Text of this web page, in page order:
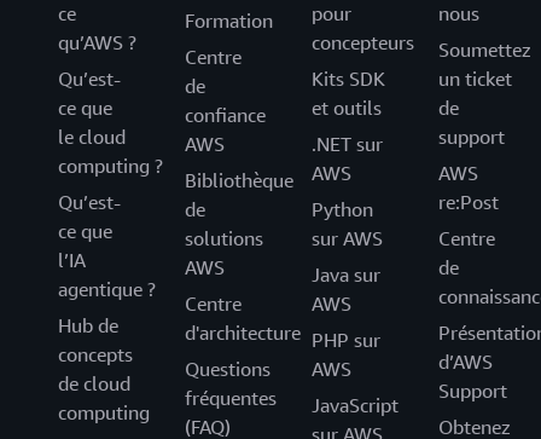
ce
qu’AWS ?
Qu’est-
ce que
le cloud
computing ?
Qu’est-
ce que
l’IA
agentique ?
Hub de
concepts
de cloud
computing
Formation
Centre
de
confiance
AWS
Bibliothèque
de
solutions
AWS
Centre
d'architecture
Questions
fréquentes
(FAQ)
pour
concepteurs
Kits SDK
et outils
.NET sur
AWS
Python
sur AWS
Java sur
AWS
PHP sur
AWS
JavaScript
sur AWS
nous
Soumettez
un ticket
de
support
AWS
re:Post
Centre
de
d’AWS
Support
Obtenez